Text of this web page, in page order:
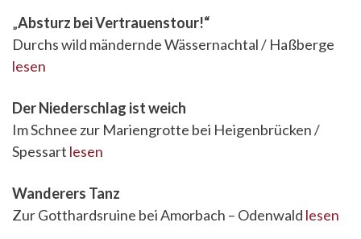
„Absturz bei Vertrauenstour!“
Durchs wild mändernde Wässernachtal / Haßberge
lesen
Der Niederschlag ist weich
Im Schnee zur Mariengrotte bei Heigenbrücken /
Spessart lesen
Wanderers Tanz
Zur Gotthardsruine bei Amorbach – Odenwald lesen